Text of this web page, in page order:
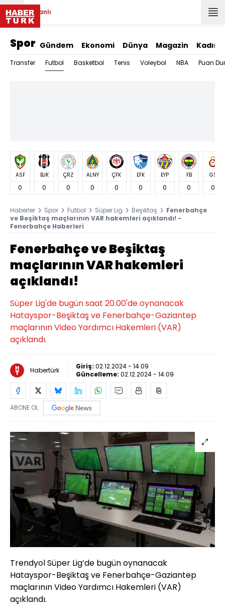
Canlı
Spor Gündem Ekonomi Dünya Magazin Kadın
Transfer Futbol Basketbol Tenis Voleybol NBA Puan
ASF
0
BJK
0
ÇRZ
0
ALNY
0
ÇFK
0
EFK
0
EYP
0
FB
0
GS
0
Haberler Spor Futbol Süper Lig Beşiktaş
Fenerbahçe
ve Beşiktaş maçlarının VAR hakemleri açıklandı! -
Fenerbahçe Haberleri
Fenerbahçe ve Beşiktaş
maçlarının VAR hakemleri
açıklandı!
Süper Lig'de bugün saat 20.00'de oynanacak
Hatayspor-Beşiktaş ve Fenerbahçe-Gaziantep
maçlarının Video Yardımcı Hakemleri (VAR)
açıklandı.
Habertürk Giriş: 02.12.2024 - 14:09
Güncelleme: 02.12.2024 - 14:09
ABONE OL
Trendyol Süper Lig’de bugün oynanacak
Hatayspor-Beşiktaş ve Fenerbahçe-Gaziantep
maçlarının Video Yardımcı Hakemleri (VAR)
açıklandı.